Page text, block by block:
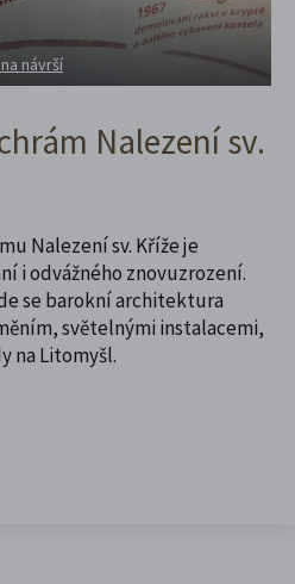
návrší
Nalezení sv.
Nalezení sv. Kříže je
i odvážného znovuzrození.
se barokní architektura
světelnými instalacemi,
na Litomyšl.